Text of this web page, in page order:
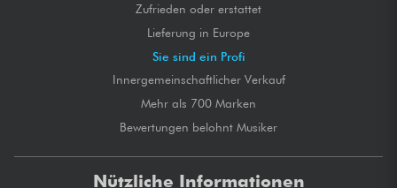
Zufrieden oder erstattet
Lieferung in Europe
Sie sind ein Profi
Innergemeinschaftlicher Verkauf
Mehr als 700 Marken
Bewertungen belohnt Musiker
Nützliche Informationen